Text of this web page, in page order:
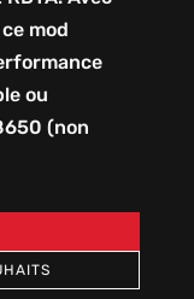
mod
ou
(non